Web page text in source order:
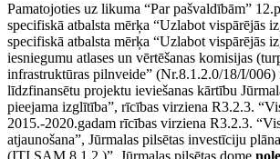
Pamatojoties uz likuma “Par pašvaldībām”
specifiskā atbalsta mērķa “Uzlabot vispārējās
specifiskā atbalsta mērķa “Uzlabot vispārējās
iesniegumu atlases un vērtēšanas komisijas
infrastruktūras pilnveide” (Nr.8.1.2.0/18/I/006)
līdzfinansētu projektu ieviešanas kārtību
pieejama izglītība”, rīcības virziena R3.2.3.
2015.-2020.gadam rīcības virziena R3.2.3.
atjaunošana”, Jūrmalas pilsētas investīciju
(ITI SAM 8.1.2.)”, Jūrmalas pilsētas dome